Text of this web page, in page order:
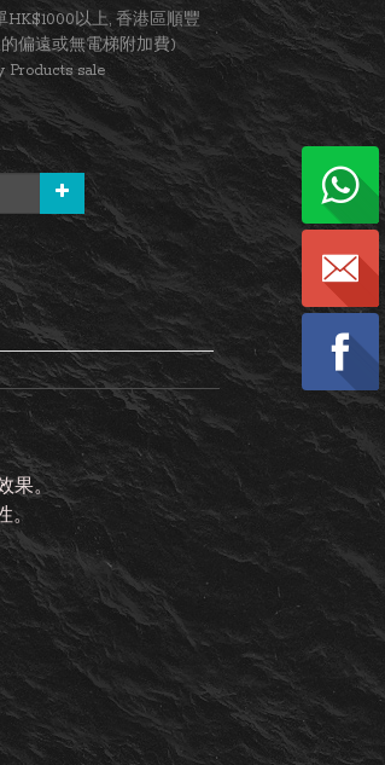
以上, 香港區順豐
偏遠或無電梯附加費)
Products sale
果。
。